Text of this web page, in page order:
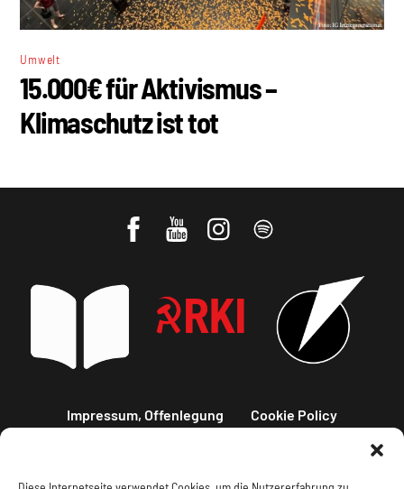
Umwelt
15.000€ für Aktivismus –
Klimaschutz ist tot
Impressum, Offenlegung Cookie Policy